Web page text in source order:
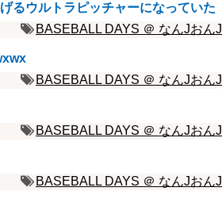
るウルトラピッチャーになっていた
BASEBALL DAYS ＠ なんJおんJ
BASEBALL DAYS ＠ なんJおんJ
BASEBALL DAYS ＠ なんJおんJ
BASEBALL DAYS ＠ なんJおんJ